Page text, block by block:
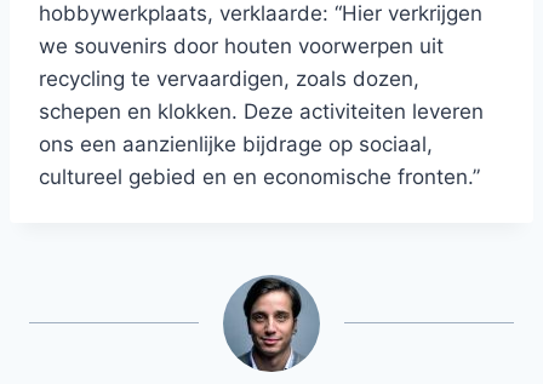
hobbywerkplaats, verklaarde: “Hier verkrijgen
we souvenirs door houten voorwerpen uit
recycling te vervaardigen, zoals dozen,
schepen en klokken. Deze activiteiten leveren
ons een aanzienlijke bijdrage op sociaal,
cultureel gebied en en economische fronten.”